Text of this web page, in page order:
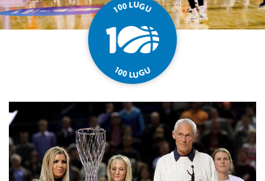
100LUGU
100LUGU